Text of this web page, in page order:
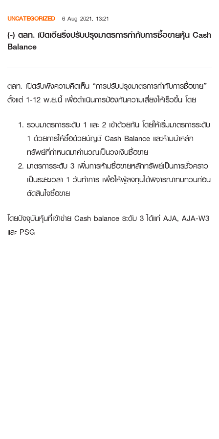
content
UNCATEGORIZED 6 Aug 2021, 13:21
(-) ตลท. เปิดเฮียริ่งปรับปรุงมาตรการกำกับการซื้อขายหุ้น Cash
Balance
ตลท. เปิดรับฟังความคิดเห็น “การปรับปรุงมาตรการกำกับการซื้อขาย”
ตั้งแต่ 1-12 พ.ย.นี้ เพื่อดำเนินการป้องกันความเสี่ยงให้เร็วขึ้น โดย
รวบมาตรการระดับ 1 และ 2 เข้าด้วยกัน โดยให้เริ่มมาตรการระดับ
1 ด้วยการให้ซื้อด้วยบัญชี Cash Balance และห้ามนำหลัก
ทรัพย์ที่กำหนดมาคำนวณเป็นวงเงินซื้อขาย
มาตรการระดับ 3 เพิ่มการห้ามซื้อขายหลักทรัพย์เป็นการชั่วคราว
เป็นระยะเวลา 1 วันทำการ เพื่อให้ผู้ลงทุนได้พิจารณาทบทวนก่อน
ตัดสินใจซื้อขาย
โดยปัจจุบันหุ้นที่เข้าข่าย Cash balance ระดับ 3 ได้แก่ AJA, AJA-W3
และ PSG